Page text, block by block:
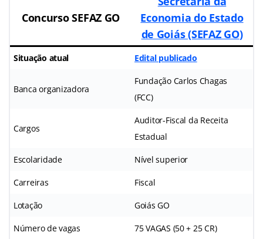
ConcursoSEFAZ GO
Economia do Estado
de Goiás (SEFAZ GO)
Situação atual Edital publicado
Banca organizadora
Fundação Carlos Chagas
(FCC)
Cargos
Auditor-Fiscal da Receita
Estadual
Escolaridade Nível superior
Carreiras Fiscal
Lotação Goiás GO
Número de vagas 75 VAGAS (50 + 25 CR)